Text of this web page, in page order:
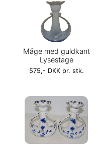
Måge med guldkant
Lysestage
575,- DKK pr. stk.